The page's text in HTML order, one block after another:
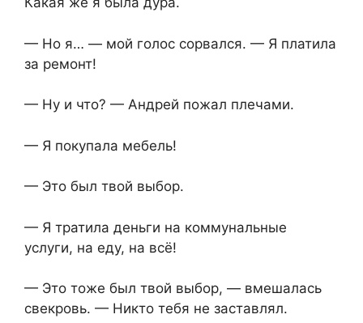
— Но я… — мой голос сорвался. — Я платила
за ремонт!
— Ну и что? — Андрей пожал плечами.
— Я покупала мебель!
— Это был твой выбор.
— Я тратила деньги на коммунальные
услуги, на еду, на всё!
— Это тоже был твой выбор, — вмешалась
свекровь. — Никто тебя не заставлял.